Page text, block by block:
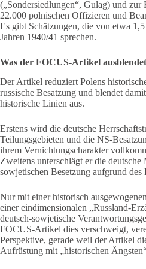
(„Sondersiedlungen“, Gulag) und zur
22.000 polnischen Offizieren und
Es gibt Schätzungen, die von etwa
Jahren 1940/41 sprechen.
Was der FOCUS-Artikel ausblendet
Der Artikel reduziert Polens
russische Besatzung und blendet
historische Linien aus.
Erstens wird die deutsche
Teilungsgebieten und die NS-
ihrem Vernichtungscharakter
Zweitens unterschlägt er die
sowjetischen Besetzung aufgrund
Nur mit einer historisch
einer eindimensionalen „Russland-
deutsch-sowjetische
FOCUS-Artikel dies verschweigt,
Perspektive, gerade weil der Artikel
Aufrüstung mit „historischen